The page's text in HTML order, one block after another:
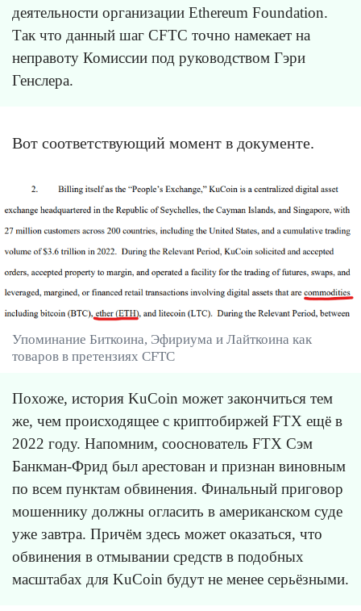
деятельности организации Ethereum Foundation.
Так что данный шаг CFTC точно намекает на
неправоту Комиссии под руководством Гэри
Генслера.
Вот соответствующий момент в документе.
Упоминание Биткоина, Эфириума и Лайткоина как
товаров в претензиях CFTC
Похоже, история KuCoin может закончиться тем
же, чем происходящее с криптобиржей FTX ещё в
2022 году. Напомним, сооснователь FTX Сэм
Банкман-Фрид был арестован и признан виновным
по всем пунктам обвинения. Финальный приговор
мошеннику должны огласить в американском суде
уже завтра. Причём здесь может оказаться, что
обвинения в отмывании средств в подобных
масштабах для KuCoin будут не менее серьёзными.